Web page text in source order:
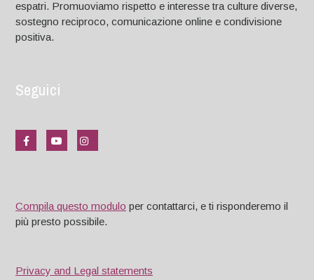
espatri. Promuoviamo rispetto e interesse tra culture diverse,
sostegno reciproco, comunicazione online e condivisione
positiva.
Seguici
Compila questo modulo per contattarci, e ti risponderemo il
più presto possibile.
Privacy and Legal statements